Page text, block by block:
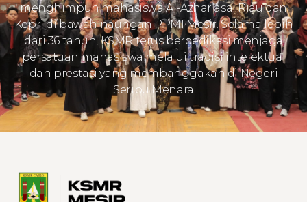
menghimpun mahasiswa Al-Azhar asal Riau dan
Kepri di bawah naungan PPMI Mesir. Selama lebih
dari 36 tahun, KSMR terus berdedikasi menjaga
persatuan mahasiswa melalui tradisi intelektual
dan prestasi yang membanggakan di Negeri
Seribu Menara